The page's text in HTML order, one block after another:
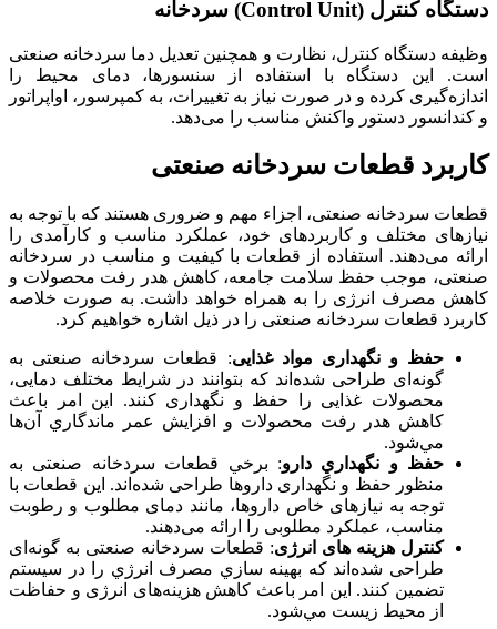
دستگاه کنترل (Control Unit) سردخانه
وظيفه دستگاه كنترل، نظارت و همچنین تعديل دما سردخانه صنعتی
است. این دستگاه با استفاده از سنسور‌ها، دمای محیط را
اندازه‌گیری کرده و در صورت نیاز به تغییرات، به کمپرسور، اواپراتور
و کندانسور دستور واکنش مناسب را می‌دهد.
کاربرد قطعات سردخانه صنعتی
قطعات سردخانه صنعتی، اجزاء مهم و ضروری هستند که با توجه به
نیازهای مختلف و کاربردهای خود، عملکرد مناسب و کارآمدی را
ارائه می‌دهند. استفاده از قطعات با کيفيت و مناسب در سردخانه
صنعتی، موجب حفظ سلامت جامعه، کاهش هدر رفت محصولات و
کاهش مصرف انرژی را به همراه خواهد داشت. به صورت خلاصه
کاربرد قطعات سردخانه صنعتی را در ذیل اشاره خواهیم کرد.
حفظ و نگهداری مواد غذایی: قطعات سردخانه صنعتی به
گونه‌ای طراحی شده‌اند که بتوانند در شرایط مختلف دمایی،
محصولات غذایی را حفظ و نگهداری کنند. این امر باعث
کاهش هدر رفت محصولات و افزایش عمر ماندگاري آن‌ها
مي‌شود.
حفظ و نگهداري دارو: برخي قطعات سردخانه صنعتی به
منظور حفظ و نگهداری داروها طراحی شده‌اند. این قطعات با
توجه به نیازهای خاص داروها، مانند دمای مطلوب و رطوبت
مناسب، عملکرد مطلوبی را ارائه می‌دهند.
کنترل هزينه ‌های انرژی: قطعات سردخانه صنعتی به گونه‌ای
طراحی شده‌اند که بهینه ‌سازي مصرف انرژي را در سيستم
تضمين کنند. این امر باعث کاهش هزینه‌های انرژی و حفاظت
از محيط زيست مي‌شود.